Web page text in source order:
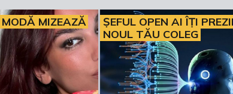
MODĂ MIZEAZĂ
ȘEFUL OPEN AI ÎȚI
NOUL TĂU COLEG